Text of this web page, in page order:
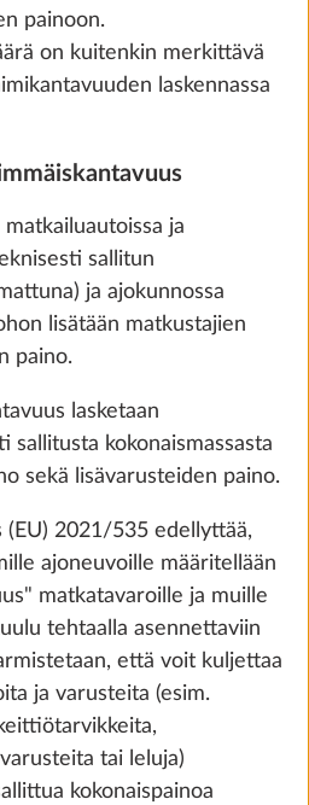
Lisää
Hobby 10-
3,0 kg
430 €
Lisää
painoon.
on kuitenkin merkittävä
laskennassa
ja
sallitun
ja ajokunnossa
lisätään matkustajien
paino.
lasketaan
sallitusta kokonaismassasta
sekä lisävarusteiden paino.
(EU) 2021/535 edellyttää,
ajoneuvoille määritellään
matkatavaroille ja muille
tehtaalla asennettaviin
että voit kuljettaa
ja varusteita (esim.
tai leluja)
kokonaispainoa